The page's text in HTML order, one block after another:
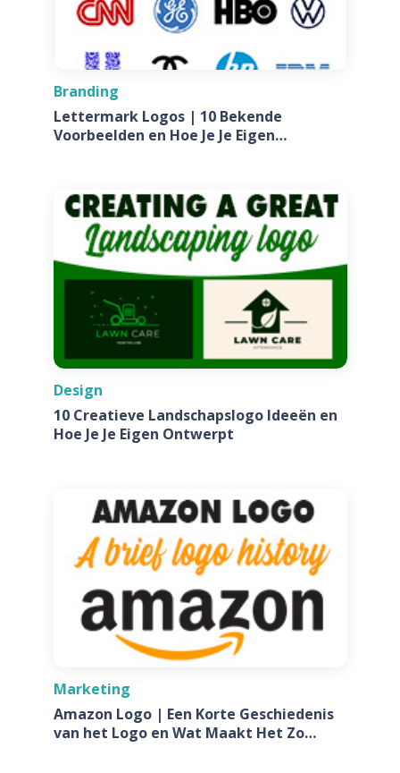
Branding
Lettermark Logos | 10 Bekende
Voorbeelden en Hoe Je Je Eigen
Design
10 Creatieve Landschapslogo Ideeën en
Hoe Je Je Eigen Ontwerpt
Marketing
Amazon Logo | Een Korte Geschiedenis
van het Logo en Wat Maakt Het Zo